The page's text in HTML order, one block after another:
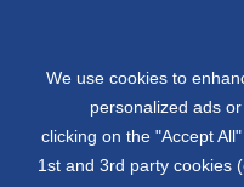
We use cookies to
personalized ads
clicking on the "Accept
1st and 3rd party cookies